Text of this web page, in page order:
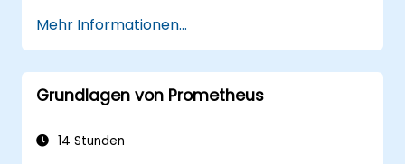
Dynamische Dashboards zu erstellen, um
den Zustand sowie die Leistung des
Clusters darzustellen.
Warnstrategien zu implementieren, damit
können.
Mehr Informationen...
Grundlagen von Prometheus
14 Stunden